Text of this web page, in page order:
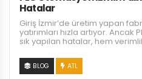
Hatalar
Giriş İzmir’de üretim yapan
yatırımları hızla artıyor.
sık yapılan hatalar, hem
BLOG ATL